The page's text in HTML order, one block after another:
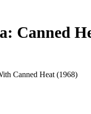
Canned
Canned Heat (1968)